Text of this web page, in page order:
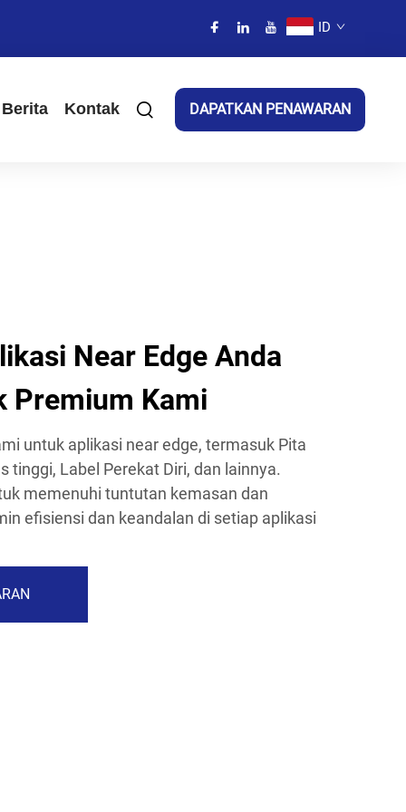
ID
Berita Kontak DAPATKAN PENAWARAN
Near Edge Anda
Premium Kami
untuk aplikasi near edge, termasuk Pita
tinggi, Label Perekat Diri, dan lainnya.
memenuhi tuntutan kemasan dan
efisiensi dan keandalan di setiap aplikasi